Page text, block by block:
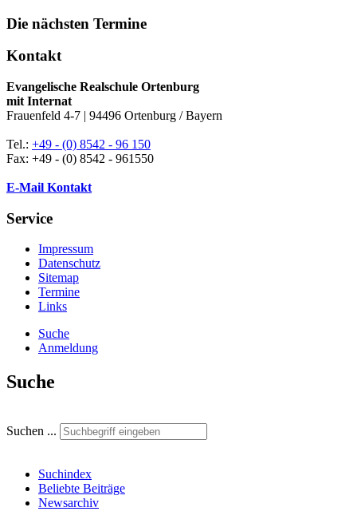
Die nächsten Termine
Kontakt
Evangelische Realschule Ortenburg
mit Internat
Frauenfeld 4-7 | 94496 Ortenburg / Bayern
Tel.: +49 - (0) 8542 - 96 150
Fax: +49 - (0) 8542 - 961550
E-Mail Kontakt
Service
Impressum
Datenschutz
Sitemap
Termine
Links
Suche
Anmeldung
Suche
Suchen ...
Suchindex
Beliebte Beiträge
Newsarchiv